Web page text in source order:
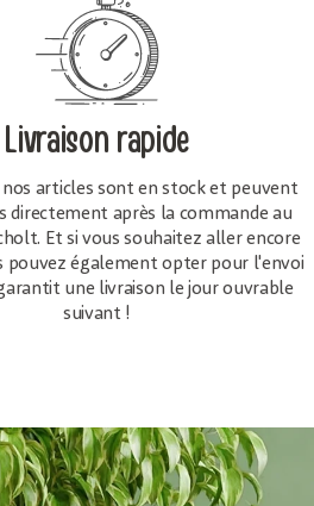
Livraison rapide
nos articles sont en stock et peuvent
directement après la commande au
Et si vous souhaitez aller encore
pouvez également opter pour l'envoi
une livraison le jour ouvrable
suivant !